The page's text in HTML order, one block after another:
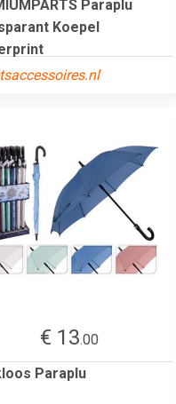
Paraplu
Koepel
€ 13.00
Paraplu